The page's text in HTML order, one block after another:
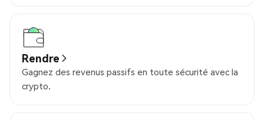
Rendre
Gagnez des revenus passifs en toute sécurité avec la
crypto.